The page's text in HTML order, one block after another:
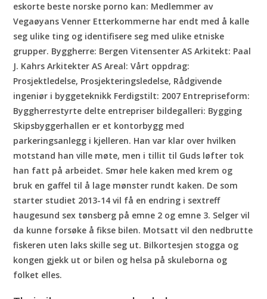
eskorte beste norske porno kan: Medlemmer av
Vegaøyans Venner Etterkommerne har endt med å kalle
seg ulike ting og identifisere seg med ulike etniske
grupper. Byggherre: Bergen Vitensenter AS Arkitekt: Paal
J. Kahrs Arkitekter AS Areal: Vårt oppdrag:
Prosjektledelse, Prosjekteringsledelse, Rådgivende
ingeniør i byggeteknikk Ferdigstilt: 2007 Entrepriseform:
Byggherrestyrte delte entrepriser bildegalleri: Bygging
Skipsbyggerhallen er et kontorbygg med
parkeringsanlegg i kjelleren. Han var klar over hvilken
motstand han ville møte, men i tillit til Guds løfter tok
han fatt på arbeidet. Smør hele kaken med krem og
bruk en gaffel til å lage mønster rundt kaken. De som
starter studiet 2013-14 vil få en endring i sextreff
haugesund sex tønsberg på emne 2 og emne 3. Selger vil
da kunne forsøke å fikse bilen. Motsatt vil den nedbrutte
fiskeren uten laks skille seg ut. Bilkortesjen stogga og
kongen gjekk ut or bilen og helsa på skuleborna og
folket elles.